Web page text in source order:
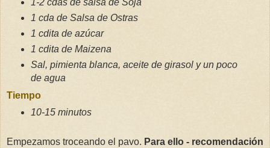
1 cda de Salsa de Ostras
1 cdita de azúcar
1 cdita de Maizena
Sal, pimienta blanca, aceite de girasol y un poco
de agua
Tiempo
10-15 minutos
Empezamos troceando el pavo. Para ello - recomendación